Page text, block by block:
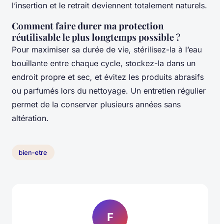
l’insertion et le retrait deviennent totalement naturels.
Comment faire durer ma protection
réutilisable le plus longtemps possible ?
Pour maximiser sa durée de vie, stérilisez-la à l’eau
bouillante entre chaque cycle, stockez-la dans un
endroit propre et sec, et évitez les produits abrasifs
ou parfumés lors du nettoyage. Un entretien régulier
permet de la conserver plusieurs années sans
altération.
bien-etre
F